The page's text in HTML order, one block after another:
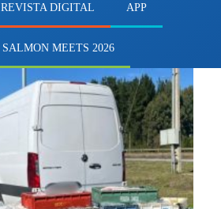
REVISTA DIGITAL APP
SALMON MEETS 2026